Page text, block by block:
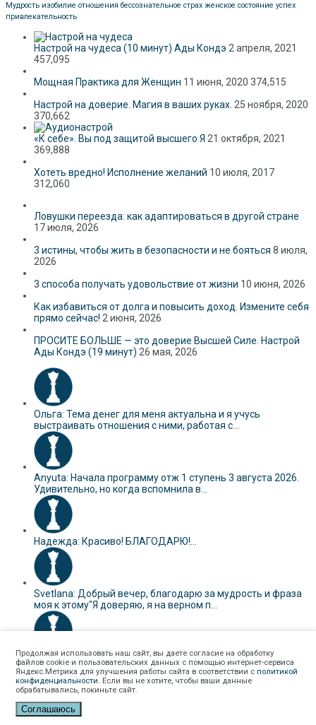
Мудрость изобилие отношения бессознательное страх женское состояние успех
привлекательность
Настрой на чудеса (10 минут) Ады Кондэ 2 апреля, 2021
457,095
Мощная Практика для Женщин 11 июня, 2020 374,515
Настрой на доверие. Магия в ваших руках. 25 ноября, 2020
370,662
«К себе». Вы под защитой высшего Я 21 октября, 2021
369,888
Хотеть вредно! Исполнение желаний 10 июля, 2017
312,060
Ловушки переезда: как адаптироваться в другой стране
17 июля, 2026
3 истины, чтобы жить в безопасности и не бояться 8 июля,
2026
3 способа получать удовольствие от жизни 10 июня, 2026
Как избавиться от долга и повысить доход. Измените себя
прямо сейчас! 2 июня, 2026
ПРОСИТЕ БОЛЬШЕ — это доверие Высшей Силе. Настрой
Ады Кондэ (19 минут) 26 мая, 2026
Ольга: Тема денег для меня актуальна и я учусь
выстраивать отношения с ними, работая с...
Anyuta: Начала программу отж 1 ступень 3 августа 2026.
Удивительно, но когда вспомнила в...
Надежда: Красиво! БЛАГОДАРЮ!...
Svetlana: Добрый вечер, благодарю за мудрость и фраза
моя к этому"Я доверяю, я на верном п...
Анна: С любовью, бережно меняю себя. И с радостью
замечаю, как меняюсь. И с каждым шаг...
Политика конфиденциальности
Условия использования сайта
https://adaconde.com
Продолжая использовать наш сайт, вы даете согласие на обработку
файлов cookie и пользовательских данных с помощью интернет-сервиса
Яндекс.Метрика для улучшения работы сайта в соответствии сполитикой
конфиденциальности. Если вы не хотите, чтобы ваши данные
обрабатывались, покиньте сайт.
Соглашаюсь